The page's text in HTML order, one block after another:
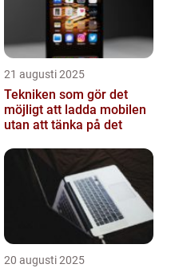
21 augusti 2025
Tekniken som gör det
möjligt att ladda mobilen
utan att tänka på det
20 augusti 2025